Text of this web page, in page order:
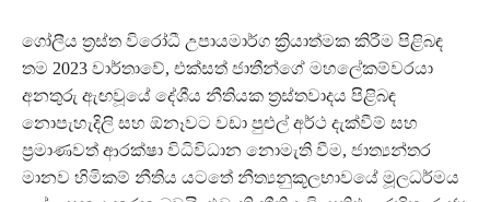
ගෝලීය ත්‍රස්ත විරෝධී උපායමාර්ග ක්‍රියාත්මක කිරීම පිළිබඳ
තම 2023 වාර්තාවේ, එක්සත් ජාතීන්ගේ මහලේකම්වරයා
අනතුරු ඇඟවූයේ දේශීය නීතියක ත්‍රස්තවාදය පිළිබඳ
නොපැහැදිලි සහ ඕනෑවට වඩා පුළුල් අර්ථ දැක්වීම් සහ
ප්‍රමාණවත් ආරක්ෂා විධිවිධාන නොමැති වීම, ජාත්‍යන්තර
මානව හිමිකම් නීතිය යටතේ නීත්‍යනුකූලභාවයේ මූලධර්මය